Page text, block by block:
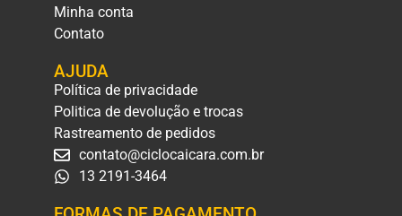
Minha conta
Contato
AJUDA
Política de privacidade
Politica de devolução e trocas
Rastreamento de pedidos
contato@ciclocaicara.com.br
13 2191-3464